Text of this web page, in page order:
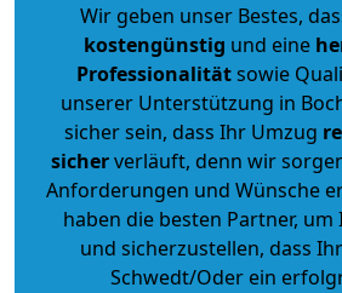
Wir geben unser Bestes,
kostengünstig und eine
Professionalitätsowie
unserer Unterstützung in
sicher sein, dass Ihr Umzug
sicherverläuft, denn wir
Anforderungen und Wünsche
haben die besten Partner,
und sicherzustellen, dass
Schwedt/Oder ein